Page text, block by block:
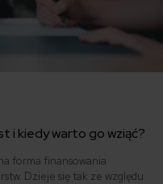
i kiedy warto go wziąć?
forma finansowania
Dzieje się tak ze względu